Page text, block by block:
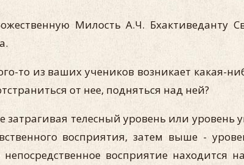
Милость А.Ч. Бхактиведанту
то из ваших учеников возникает какая-
от нее, подняться над ней?
телесный уровень или уровень
восприятия, затем выше -
восприятие находится